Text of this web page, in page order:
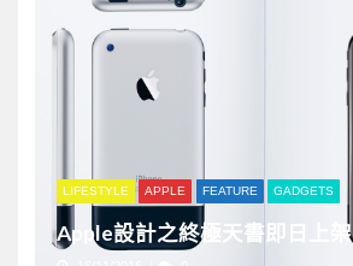
LIFESTYLE APPLE FEATURE GADGETS
Apple設計之終極天書即日上架